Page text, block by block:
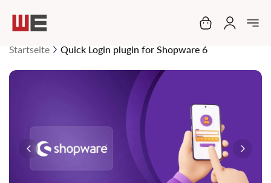
Mein
Startseite Quick Login plugin for Shopware 6
Zum